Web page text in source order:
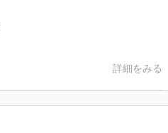
詳細をみる